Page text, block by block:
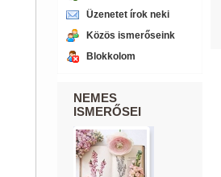
Üzenetet írok neki
Közös ismerőseink
Blokkolom
NEMES
ISMERŐSEI